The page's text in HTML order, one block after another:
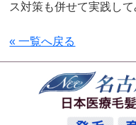
ス対策も併せて実践し
« 一覧へ戻る